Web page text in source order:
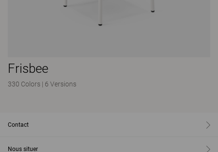
Frisbee
330 Colors | 6 Versions
Contact
Nous situer